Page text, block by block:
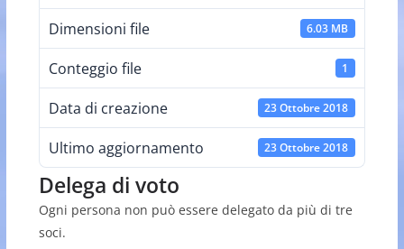
Dimensioni file 6.03 MB
Conteggio file 1
Data di creazione 23 Ottobre 2018
Ultimo aggiornamento 23 Ottobre 2018
Delega di voto
Ogni persona non può essere delegato da più di tre
soci.